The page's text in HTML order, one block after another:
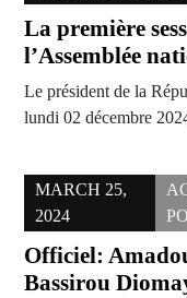
La première
l’Assemblée
Le président de la
lundi 02 décembre
MARCH 25,
2024
Officiel:
Bassirou